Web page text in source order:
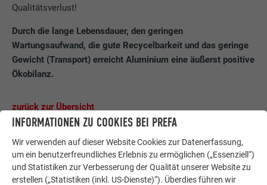
Qualitätsverlust!
Durch die lange Lebensdauer, den geringen
Wartungsaufwand, die gute Recycelbarkeit und das geringe
Gewicht (Transport) erreicht Aluminium eine äußerst positive
Ökobilanz.
zurück zur Übersicht
INFORMATIONEN ZU COOKIES BEI PREFA
Wir verwenden auf dieser Website Cookies zur Datenerfassung,
um ein benutzerfreundliches Erlebnis zu ermöglichen („Essenziell“)
und Statistiken zur Verbesserung der Qualität unserer Website zu
erstellen („Statistiken (inkl. US-Dienste)“). Überdies führen wir